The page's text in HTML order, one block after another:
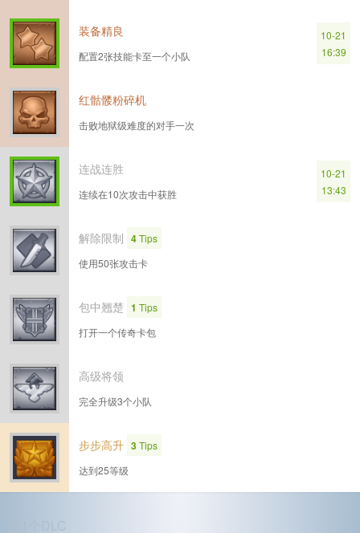
装备精良
配置2张技能卡至一个小队
10-21
16:39
红骷髅粉碎机
击败地狱级难度的对手一次
连战连胜
连续在10次攻击中获胜
10-21
13:43
解除限制 4Tips
使用50张攻击卡
包中翘楚 1 Tips
打开一个传奇卡包
高级将领
完全升级3个小队
步步高升 3Tips
达到25等级